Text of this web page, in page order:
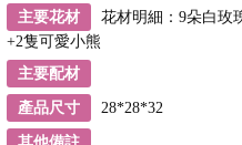
主要花材
花材明細：9朵白玫
+2隻可愛小熊
主要配材
產品尺寸 28*28*32